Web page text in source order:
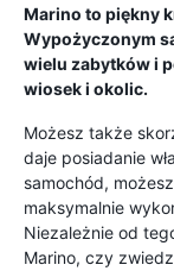
Marino to piękny
Wypożyczonym
wielu zabytków i
wiosek i okolic.
Możesz także
daje posiadanie
samochód,
maksymalnie
Niezależnie od
Marino, czy